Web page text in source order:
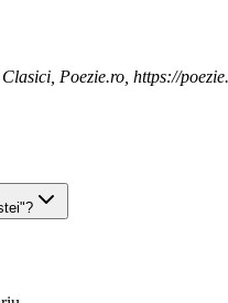
Poezie.ro, https://